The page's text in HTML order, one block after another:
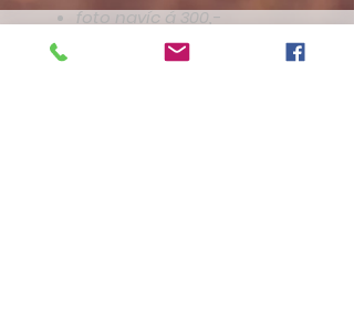
foto navíc á 300,-
Co ještě si můžete přát